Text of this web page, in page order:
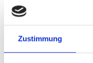
Zustimmung